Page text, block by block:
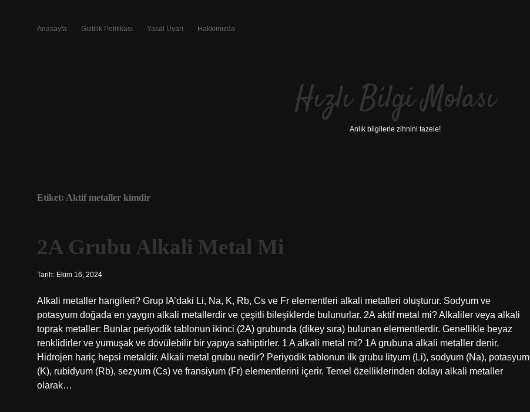
Anasayfa Gizlilik Politikası Yasal Uyarı Hakkımızda
Hızlı Bilgi Molası
Anlık bilgilerle zihnini tazele!
Etiket: Aktif metaller kimdir
2A Grubu Alkali Metal Mi
Tarih: Ekim 16, 2024
Alkali metaller hangileri? Grup IA’daki Li, Na, K, Rb, Cs ve Fr elementleri alkali metalleri oluşturur. Sodyum ve
potasyum doğada en yaygın alkali metallerdir ve çeşitli bileşiklerde bulunurlar. 2A aktif metal mi? Alkaliler veya alkali
toprak metaller: Bunlar periyodik tablonun ikinci (2A) grubunda (dikey sıra) bulunan elementlerdir. Genellikle beyaz
renklidirler ve yumuşak ve dövülebilir bir yapıya sahiptirler. 1 A alkali metal mi? 1A grubuna alkali metaller denir.
Hidrojen hariç hepsi metaldir. Alkali metal grubu nedir? Periyodik tablonun ilk grubu lityum (Li), sodyum (Na), potasyum
(K), rubidyum (Rb), sezyum (Cs) ve fransiyum (Fr) elementlerini içerir. Temel özelliklerinden dolayı alkali metaller
olarak…